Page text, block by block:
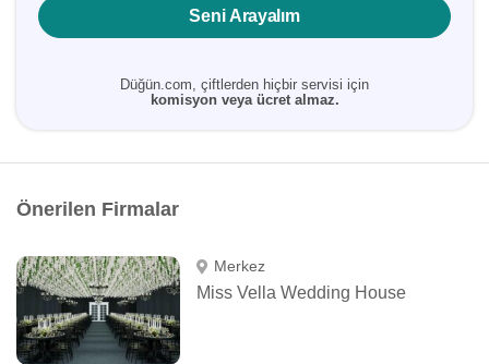
Seni Arayalım
Düğün.com, çiftlerden hiçbir servisi için
komisyon veya ücret almaz.
Önerilen Firmalar
Merkez
Miss Vella Wedding House